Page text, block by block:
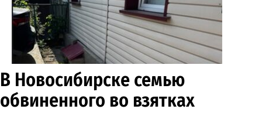
В Новосибирске семью
обвиненного во взятках